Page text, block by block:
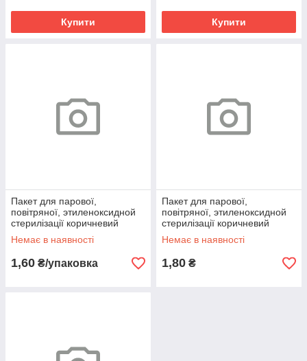
Купити Купити
Пакет для парової,
повітряної, этиленоксидной
стерилізації коричневий
100х200 (крафт) 1шт
Немає в наявності
1,60 ₴/упаковка
Пакет для парової,
повітряної, этиленоксидной
стерилізації коричневий
100х250 (крафт) 1шт
Немає в наявності
1,80 ₴